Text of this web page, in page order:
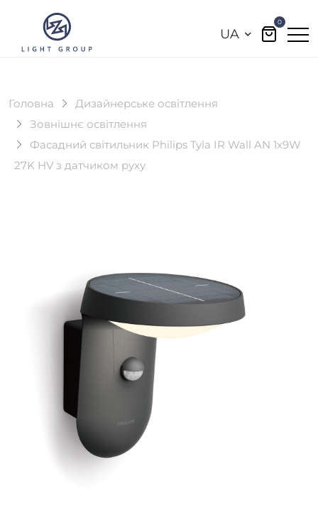
UA
0
Головна
Дизайнерське освітлення
Зовнішнє освітлення
Фасадний світильник Philips Tyla IR Wall AN 1x9W
27K HV з датчиком руху